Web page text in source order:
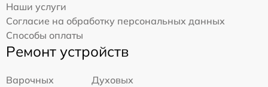
Наши услуги
Согласие на обработку персональных данных
Способы оплаты
Ремонт устройств
Варочных
Духовых